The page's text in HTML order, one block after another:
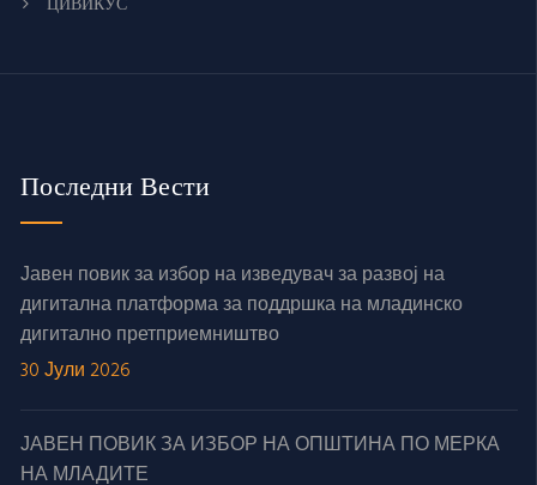
Последни Вести
Јавен повик за избор на изведувач за развој на
дигитална платформа за поддршка на младинско
дигитално претприемништво
30 Јули 2026
ЈАВЕН ПОВИК ЗА ИЗБОР НА ОПШТИНА ПО МЕРКА
НА МЛАДИТЕ